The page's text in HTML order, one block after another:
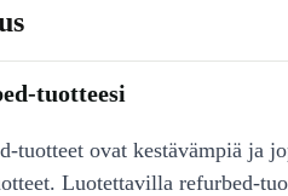
tuotteesi
tuotteet ovat kestävämpiä ja
Luotettavilla refurbed-